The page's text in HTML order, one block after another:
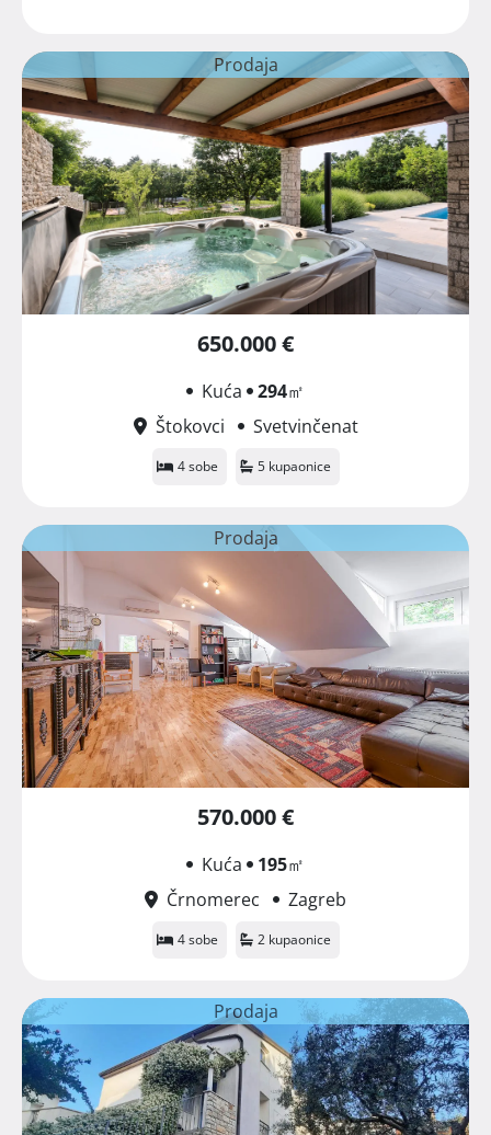
Prodaja
650.000 €
Kuća 294㎡
Štokovci
Svetvinčenat
4 sobe 5 kupaonice
Prodaja
570.000 €
Kuća 195㎡
Črnomerec
Zagreb
4 sobe 2 kupaonice
Prodaja